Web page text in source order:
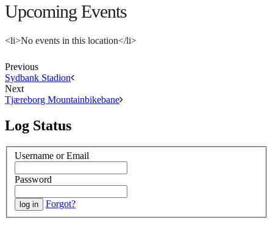
Upcoming Events
<li>No events in this location</li>
Previous
Sydbank Stadion
Next
Tjæreborg Mountainbikebane
Log Status
Username or Email
Password
Forgot?